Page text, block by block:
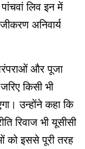
लिव इन में
अनिवार्य
और पूजा
किसी भी
उन्होंने कहा कि
रिवाज भी यूसीसी
को इससे पूरी तरह